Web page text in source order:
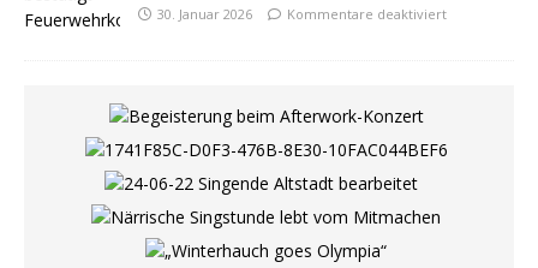
30. Januar 2026 Kommentare deaktiviert